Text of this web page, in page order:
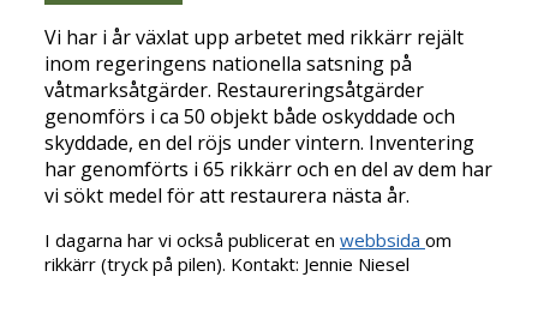
Vi har i år växlat upp arbetet med rikkärr rejält
inom regeringens nationella satsning på
våtmarksåtgärder. Restaureringsåtgärder
genomförs i ca 50 objekt både oskyddade och
skyddade, en del röjs under vintern. Inventering
har genomförts i 65 rikkärr och en del av dem har
vi sökt medel för att restaurera nästa år.
I dagarna har vi också publicerat en webbsida om
rikkärr (tryck på pilen). Kontakt: Jennie Niesel